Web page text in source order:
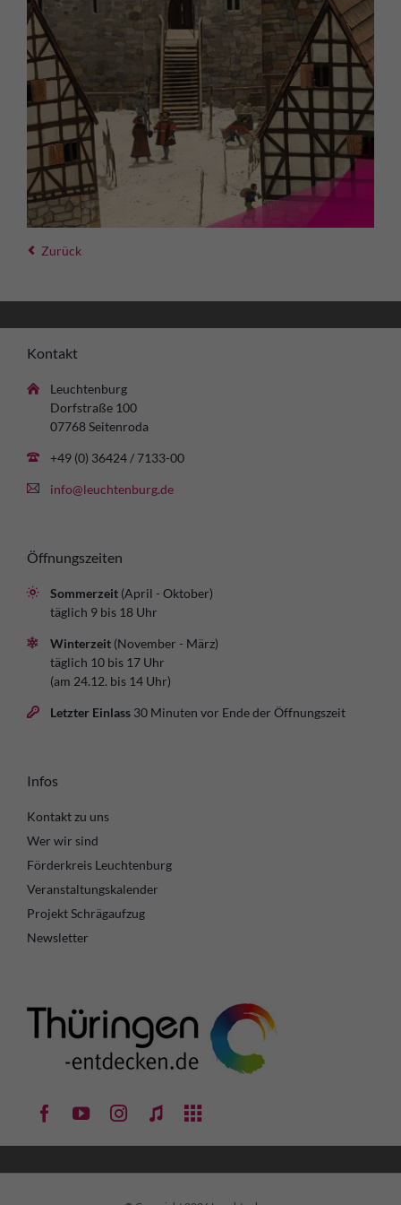
Zurück
Kontakt
Leuchtenburg
Dorfstraße 100
07768 Seitenroda
+49 (0) 36424 / 7133-00
info@leuchtenburg.de
Öffnungszeiten
Sommerzeit (April - Oktober)
täglich 9 bis 18 Uhr
Winterzeit (November - März)
täglich 10 bis 17 Uhr
(am 24.12. bis 14 Uhr)
Letzter Einlass 30 Minuten vor Ende der Öffnungszeit
Infos
Kontakt zu uns
Wer wir sind
Förderkreis Leuchtenburg
Veranstaltungskalender
Projekt Schrägaufzug
Newsletter